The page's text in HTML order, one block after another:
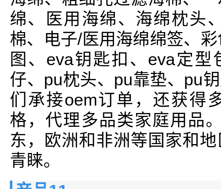
绵、医用海绵、海绵枕头
棉、电子/医用海绵绵签、
图、eva钥匙扣、eva定
仔、pu枕头、pu靠垫、pu
们承接oem订单，还获得
格，代理多品类家庭用品
东，欧洲和非洲等国家和
青睐。